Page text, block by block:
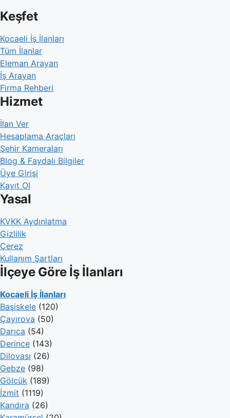
Keşfet
Kocaeli İş İlanları
Tüm İlanlar
Eleman Arayan
İş Arayan
Firma Rehberi
Hizmet
İlan Ver
Hesaplama Araçları
Şehir Kameraları
Blog & Faydalı Bilgiler
Üye Girişi
Kayıt Ol
Yasal
KVKK Aydınlatma
Gizlilik
Çerez
Kullanım Şartları
İlçeye Göre İş İlanları
Kocaeli İş İlanları
Başiskele (120)
Çayırova (50)
Darıca (54)
Derince (143)
Dilovası (26)
Gebze (98)
Gölcük (189)
İzmit (1119)
Kandıra (26)